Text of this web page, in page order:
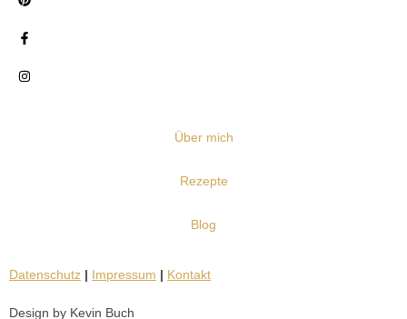
Über mich
Rezepte
Blog
Datenschutz | Impressum | Kontakt
Design by Kevin Buch